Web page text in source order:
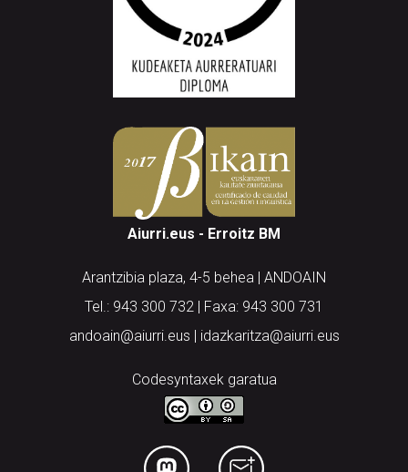
Aiurri.eus - Erroitz BM
Arantzibia plaza, 4-5 behea | ANDOAIN
Tel.: 943 300 732 | Faxa: 943 300 731
andoain@aiurri.eus | idazkaritza@aiurri.eus
Codesyntaxek garatua